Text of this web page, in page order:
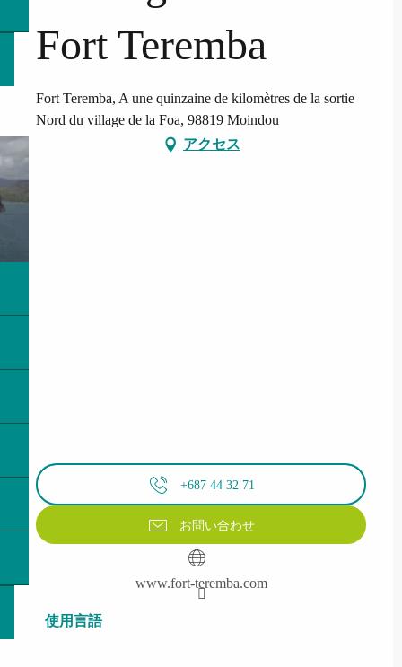
Fort Teremba
Fort Teremba, A une quinzaine de kilomètres de la sortie
Nord du village de la Foa, 98819 Moindou
アクセス
+687 44 32 71
お問い合わせ
www.fort-teremba.com
使用言語
使用言語